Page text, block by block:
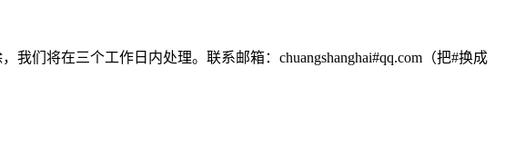
们将在三个工作日内处理。联系邮箱：chuangshanghai#qq.com（把#换成